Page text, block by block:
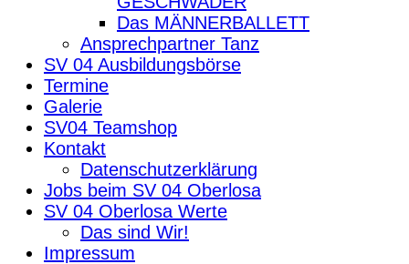
Das MÄNNERBALLETT
Ansprechpartner Tanz
SV 04 Ausbildungsbörse
Termine
Galerie
SV04 Teamshop
Kontakt
Datenschutzerklärung
Jobs beim SV 04 Oberlosa
SV 04 Oberlosa Werte
Das sind Wir!
Impressum